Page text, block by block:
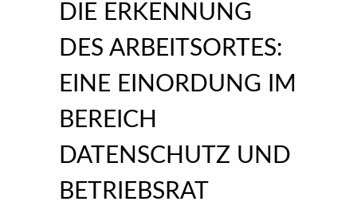
DIE ERKENNUNG
DES ARBEITSORTES:
EINE EINORDUNG IM
BEREICH
DATENSCHUTZ UND
BETRIEBSRAT